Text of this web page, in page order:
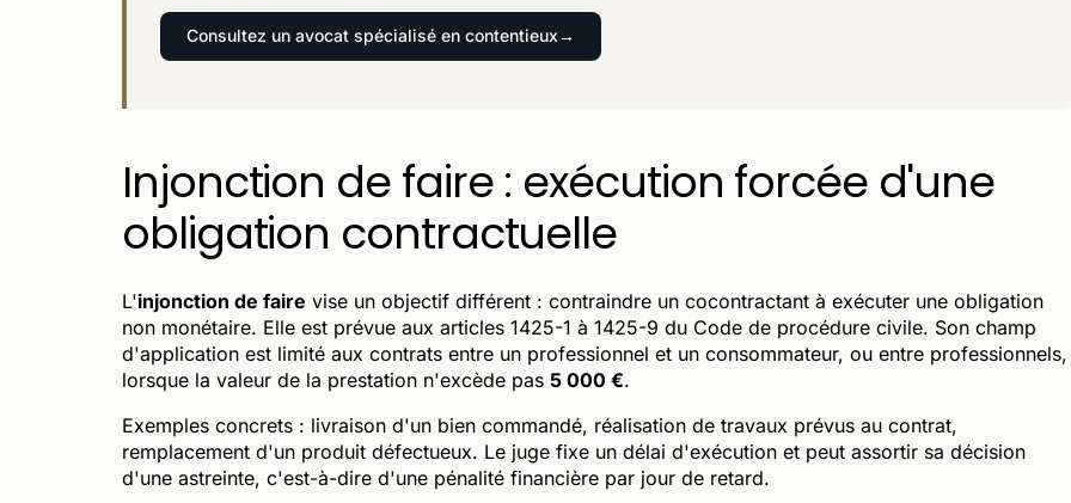
Consultez un avocat spécialisé en contentieux
Injonction de faire : exécution forcée d'une
obligation contractuelle
L'injonction de faire vise un objectif différent : contraindre un cocontractant à exécuter une obligation
non monétaire. Elle est prévue aux articles 1425-1 à 1425-9 du Code de procédure civile. Son champ
d'application est limité aux contrats entre un professionnel et un consommateur, ou entre professionnels,
lorsque la valeur de la prestation n'excède pas 5 000 €.
Exemples concrets : livraison d'un bien commandé, réalisation de travaux prévus au contrat,
remplacement d'un produit défectueux. Le juge fixe un délai d'exécution et peut assortir sa décision
d'une astreinte, c'est-à-dire d'une pénalité financière par jour de retard.